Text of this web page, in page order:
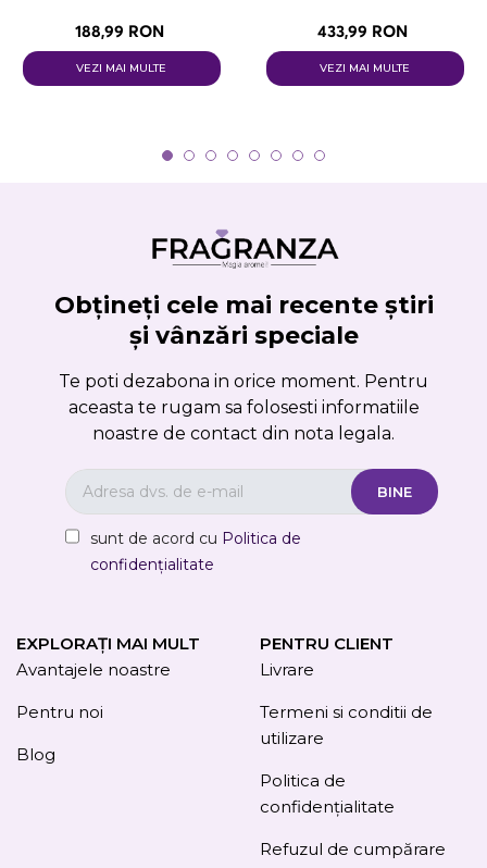
188,99 RON
VEZI MAI MULTE
433,99 RON
VEZI MAI MULTE
Obțineți cele mai recente știri
și vânzări speciale
Te poti dezabona in orice moment. Pentru
aceasta te rugam sa folosesti informatiile
noastre de contact din nota legala.
sunt de acord cu Politica de
confidențialitate
EXPLORAȚI MAI MULT
Avantajele noastre
Pentru noi
Blog
PENTRU CLIENT
Livrare
Termeni si conditii de
utilizare
Politica de
confidențialitate
Refuzul de cumpărare